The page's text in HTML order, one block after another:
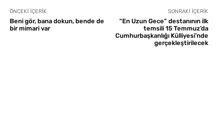
ÖNCEKI İÇERIK
Beni gör, bana dokun, bende de
bir mimari var
SONRAKI İÇERIK
“En Uzun Gece” destanının ilk
temsili 15 Temmuz’da
Cumhurbaşkanlığı Külliyesi’nde
gerçekleştirilecek